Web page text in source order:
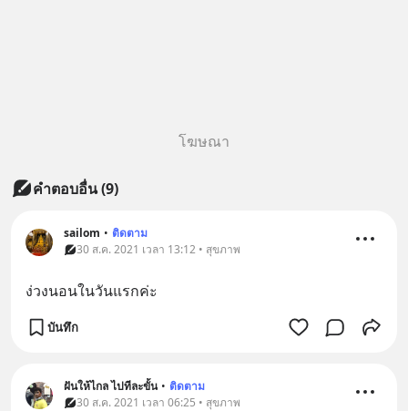
โฆษณา
คำตอบอื่น(9)
sailom • ติดตาม
30 ส.ค. 2021 เวลา 13:12 • สุขภาพ
ง่วงนอนในวันแรกค่ะ
บันทึก
ฝันให้ไกล ไปทีละขั้น • ติดตาม
30 ส.ค. 2021 เวลา 06:25 • สุขภาพ